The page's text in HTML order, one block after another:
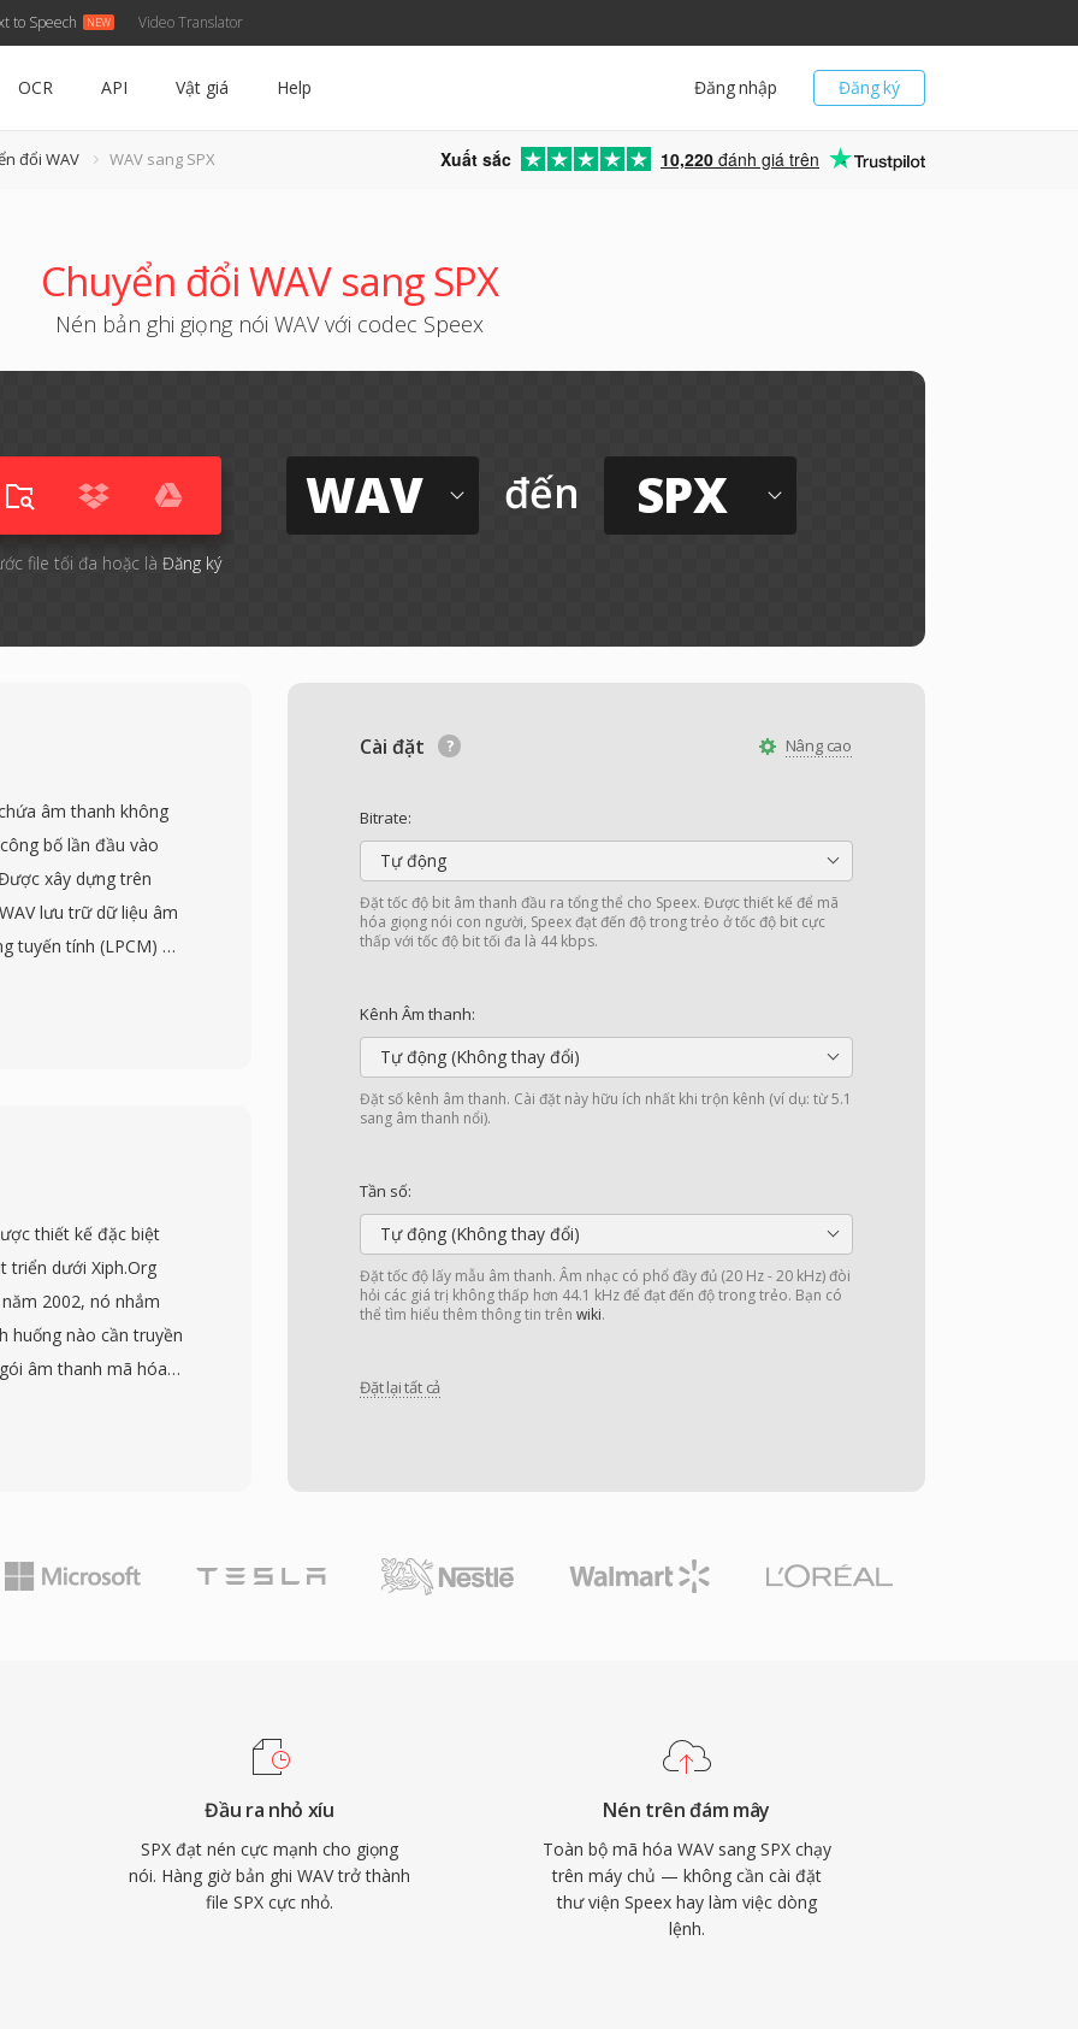
to Speech Video Translator
Đăng ký
Đăng nhập
OCR API Vật giá Help
đổi WAV WAV sang SPX Xuất sắc 10,220 đánh giá trên
Chuyển đổi WAV sang SPX
Nén bản ghi giọng nói WAV với codec Speex
file tối đa hoặc là Đăng ký
WAV đến SPX
Nâng cao
Cài đặt
Bitrate:
Tự động
Đặt tốc độ bit âm thanh đầu ra tổng thể cho Speex. Được thiết kế để mã
hóa giọng nói con người, Speex đạt đến độ trong trẻo ở tốc độ bit cực
thấp với tốc độ bit tối đa là 44 kbps.
Kênh Âm thanh:
Tự động (Không thay đổi)
Đặt số kênh âm thanh. Cài đặt này hữu ích nhất khi trộn kênh (ví dụ: từ 5.1
sang âm thanh nổi).
Tần số:
Tự động (Không thay đổi)
Đặt tốc độ lấy mẫu âm thanh. Âm nhạc có phổ đầy đủ (20 Hz - 20 kHz) đòi
hỏi các giá trị không thấp hơn 44.1 kHz để đạt đến độ trong trẻo. Bạn có
thể tìm hiểu thêm thông tin trên wiki.
Đặt lại tất cả
âm thanh không
bố lần đầu vào
xây dựng trên
lưu trữ dữ liệu âm
tuyến tính (LPCM) —
bit và số kênh. Cấu
float ở tần số lên đến
bản sao kỹ thuật số
ưu tiên cho
liệu nhúng qua
gian và ghi chú sản
phút stereo chất
RIFF 32-bit áp đặt
thiết kế đặc biệt
triển dưới Xiph.Org
2002, nó nhắm
huống nào cần truyền
âm thanh mã hóa
hóa giọng nói của
phép BSD, cho
phẩm thương mại và
làm người kế nhiệm
các hệ thống VoIP
mã nhẹ của nó vẫn
Đầu ra nhỏ xíu
SPX đạt nén cực mạnh cho giọng
nói. Hàng giờ bản ghi WAV trở thành
file SPX cực nhỏ.
Nén trên đám mây
Toàn bộ mã hóa WAV sang SPX chạy
trên máy chủ — không cần cài đặt
thư viện Speex hay làm việc dòng
lệnh.